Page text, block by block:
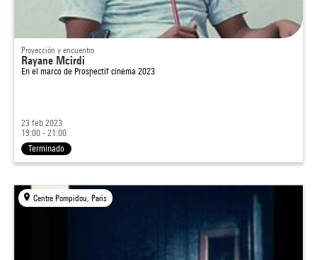
Proyección y encuentro
Rayane Mcirdi
En el marco de Prospectif cinéma 2023
23 feb 2023
19:00 - 21:00
Terminado
Centre Pompidou, Paris